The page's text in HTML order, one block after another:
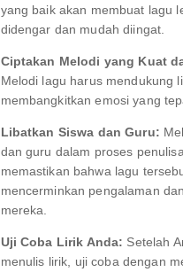
yang baik akan membuat lagu
didengar dan mudah diingat.
Ciptakan Melodi yang Kuat
Melodi lagu harus mendukung
membangkitkan emosi yang
Libatkan Siswa dan Guru:
dan guru dalam proses
memastikan bahwa lagu
mencerminkan pengalaman
mereka.
Uji Coba Lirik Anda: Setelah
menulis lirik, uji coba dengan